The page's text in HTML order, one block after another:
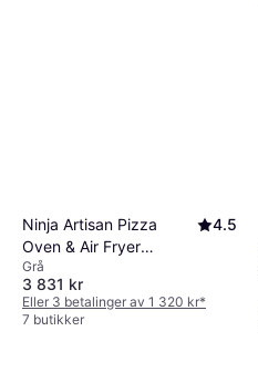
Ninja Artisan Pizza
Oven & Air Fryer
MO201UK
4.5
Grå
3 831 kr
Eller 3 betalinger av 1 320 kr*
7 butikker